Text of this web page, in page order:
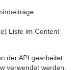
Liste im Content
der API gearbeitet
verwendet werden,